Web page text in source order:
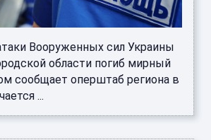
Вооруженных сил Украины
области погиб мирный
сообщает оперштаб региона в
...